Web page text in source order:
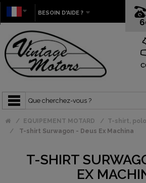
BESOIN D'AIDE ?
EQUIPEMENT MOTARD
T-shirt,
T-shirt Surwagon - Deus Ex Machina
T-SHIRT
EX